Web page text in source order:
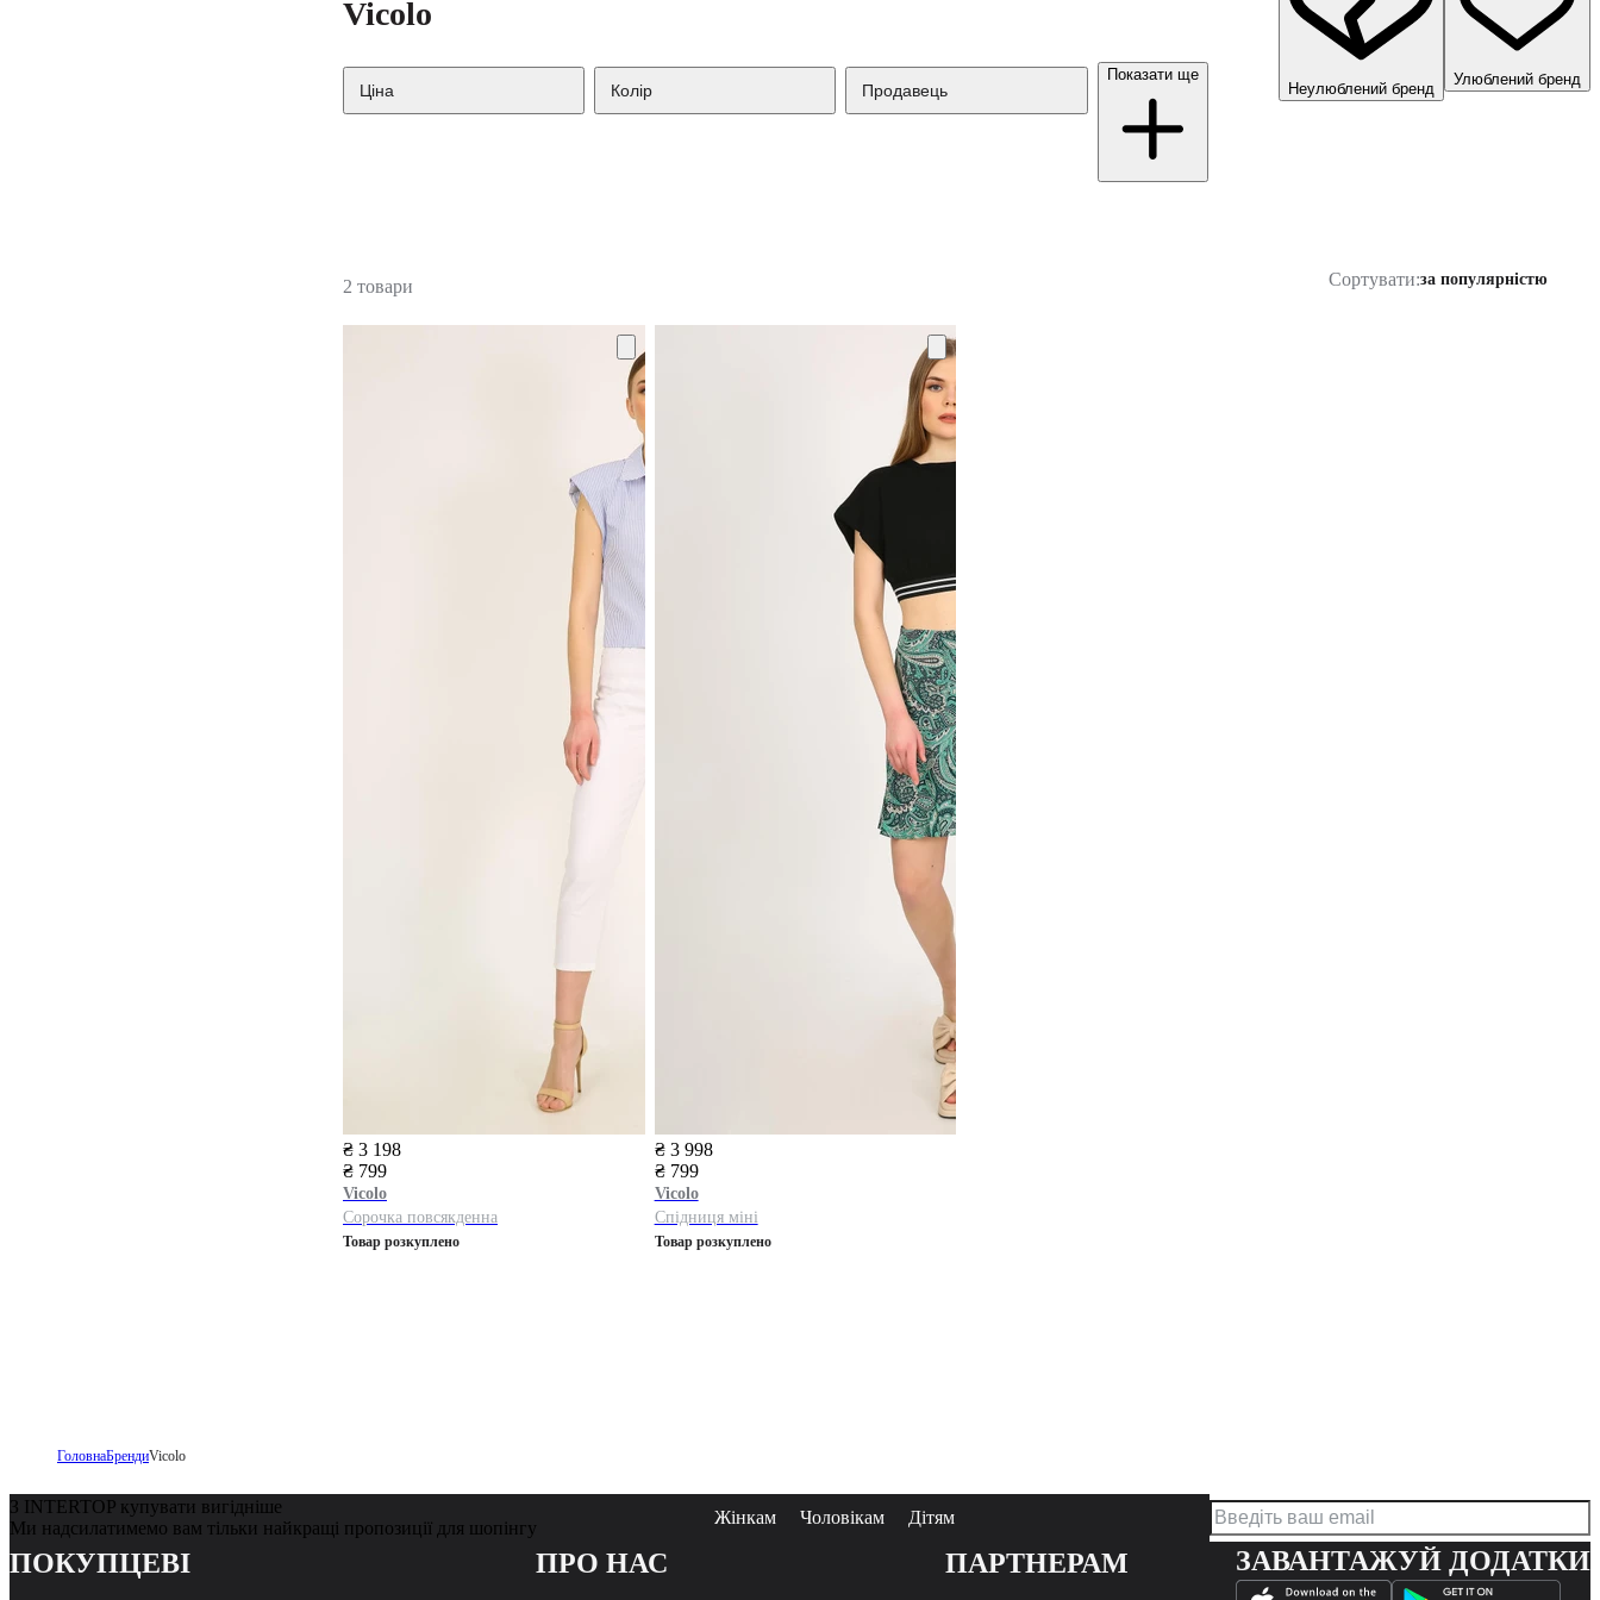
Улюблений бренд
Неулюблений бренд
Ціна Колір Продавець
Показати ще
2 товари Сортувати:за популярністю
₴ 3 198
₴ 799
Vicolo
Сорочка повсякденна
Товар розкуплено
₴ 3 998
₴ 799
Vicolo
Спідниця міні
Товар розкуплено
ГоловнаБрендиVicolo
З INTERTOP купувати вигідніше
Ми надсилатимемо вам тільки найкращі пропозиції для шопінгу
Жінкам Чоловікам Дітям
ПОКУПЦЕВІ ПРО НАС ПАРТНЕРАМ ЗАВАНТАЖУЙ ДОДАТКИ